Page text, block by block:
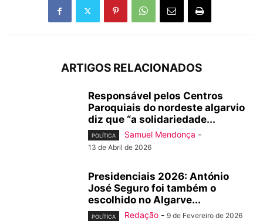
ARTIGOS RELACIONADOS
Responsável pelos Centros
Paroquiais do nordeste algarvio
diz que “a solidariedade...
POLÍTICA Samuel Mendonça -
13 de Abril de 2026
Presidenciais 2026: António
José Seguro foi também o
escolhido no Algarve...
POLÍTICA Redação - 9 de Fevereiro de 2026